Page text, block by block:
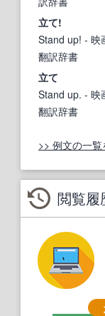
立て!
Stand up! - 映
翻訳辞書
立て
Stand up. - 映
翻訳辞書
>> 例文の一覧
閲覧履